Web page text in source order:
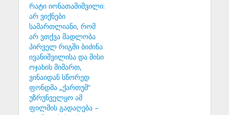
რატი იონათამიშვილი:
არ ვიქნები
სამართლიანი, რომ
არ ვთქვა მადლობა
პირველ რიგში ბიძინა
ივანიშვილისა და მისი
ოჯახის მიმართ,
ვინაიდან სწორედ
ფონდმა „ქართუმ“
უზრუნველყო ამ
ფილმის გადაღება –